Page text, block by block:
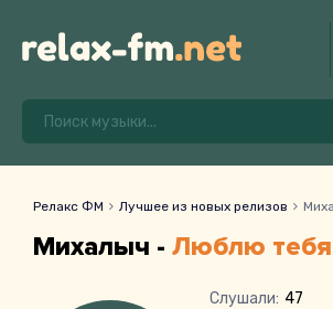
Релакс ФМ Лучшее из новых релизов
Михалыч - Люблю тебя
Слушали: 47